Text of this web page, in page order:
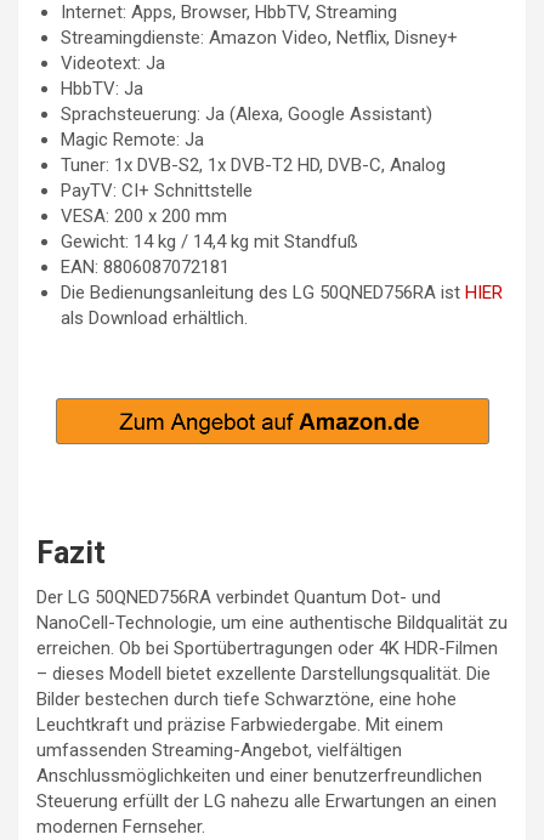
Internet: Apps, Browser, HbbTV, Streaming
Streamingdienste: Amazon Video, Netflix, Disney+
Videotext: Ja
HbbTV: Ja
Sprachsteuerung: Ja (Alexa, Google Assistant)
Magic Remote: Ja
Tuner: 1x DVB-S2, 1x DVB-T2 HD, DVB-C, Analog
PayTV: CI+ Schnittstelle
VESA: 200 x 200 mm
Gewicht: 14 kg / 14,4 kg mit Standfuß
EAN: 8806087072181
Die Bedienungsanleitung des LG 50QNED756RA ist HIER
als Download erhältlich.
Fazit
Der LG 50QNED756RA verbindet Quantum Dot- und
NanoCell-Technologie, um eine authentische Bildqualität zu
erreichen. Ob bei Sportübertragungen oder 4K HDR-Filmen
– dieses Modell bietet exzellente Darstellungsqualität. Die
Bilder bestechen durch tiefe Schwarztöne, eine hohe
Leuchtkraft und präzise Farbwiedergabe. Mit einem
umfassenden Streaming-Angebot, vielfältigen
Anschlussmöglichkeiten und einer benutzerfreundlichen
Steuerung erfüllt der LG nahezu alle Erwartungen an einen
modernen Fernseher.